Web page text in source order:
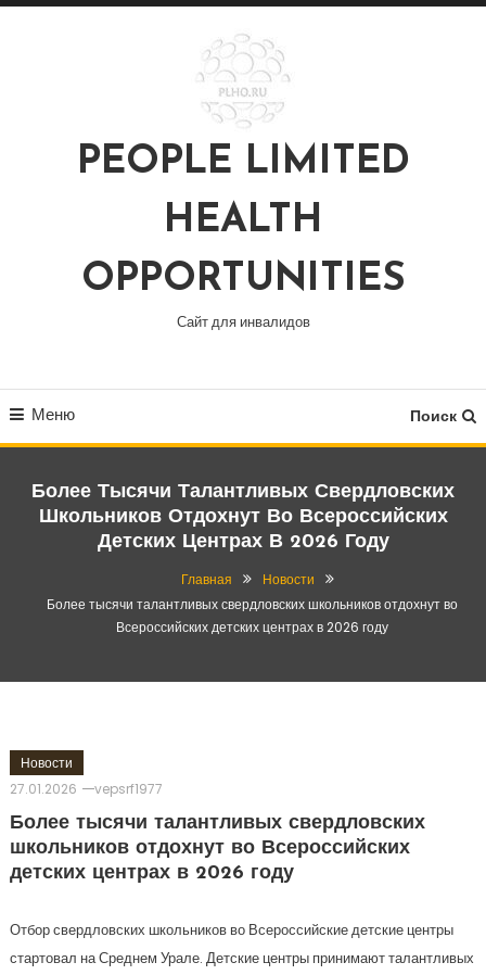
Перейти
PEOPLE LIMITED
HEALTH
OPPORTUNITIES
Сайт для инвалидов
Меню Поиск
Более Тысячи Талантливых Свердловских
Школьников Отдохнут Во Всероссийских
Детских Центрах В 2026 Году
Главная
Новости
Более тысячи талантливых свердловских школьников отдохнут во
Всероссийских детских центрах в 2026 году
Новости
27.01.2026
vepsrf1977
Более тысячи талантливых свердловских
школьников отдохнут во Всероссийских
детских центрах в 2026 году
Отбор свердловских школьников во Всероссийские детские центры
стартовал на Среднем Урале. Детские центры принимают талантливых